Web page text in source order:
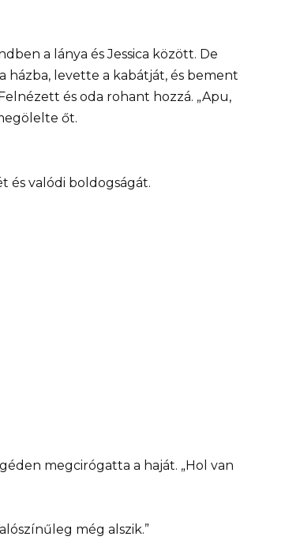
a lánya és Jessica között. De
levette a kabátját, és bement
és oda rohant hozzá. „Apu,
őt.
és valódi boldogságát.
megcirógatta a haját. „Hol van
még alszik.”